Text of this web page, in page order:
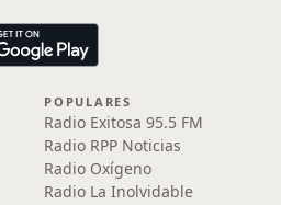
POPULARES
Radio Exitosa 95.5 FM
Radio RPP Noticias
Radio Oxígeno
Radio La Inolvidable